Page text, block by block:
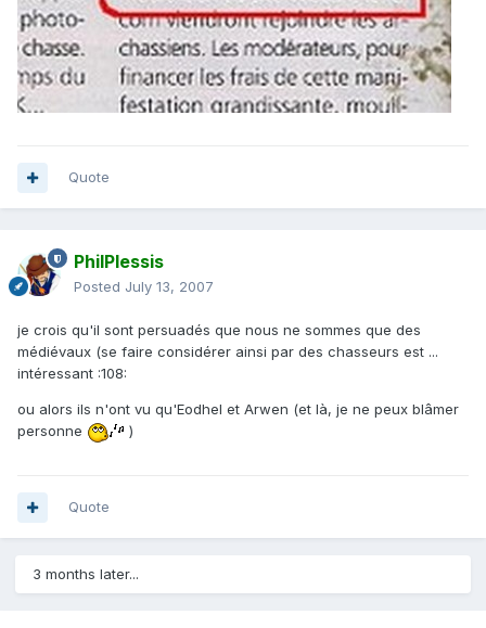
Quote
PhilPlessis
Posted July 13, 2007
je crois qu'il sont persuadés que nous ne sommes que des
médiévaux (se faire considérer ainsi par des chasseurs est ...
intéressant :108:
ou alors ils n'ont vu qu'Eodhel et Arwen (et là, je ne peux blâmer
personne
)
Quote
3 months later...